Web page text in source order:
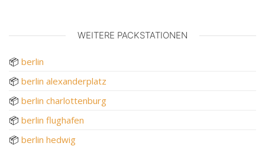
WEITERE PACKSTATIONEN
📦 berlin
📦 berlin alexanderplatz
📦 berlin charlottenburg
📦 berlin flughafen
📦 berlin hedwig